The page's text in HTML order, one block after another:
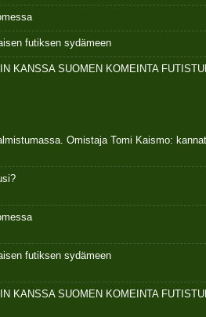
futiksen sydämeen
KANSSA SUOMEN KOMEINTA
Omistaja Tomi Kaismo:
futiksen sydämeen
KANSSA SUOMEN KOMEINTA